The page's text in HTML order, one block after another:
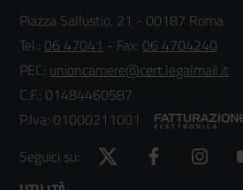
Piazza Sallustio, 21 - 00187 Roma
Tel.: 06 47041 - Fax: 06 4704240
PEC: unioncamere@cert.legalmail.it
C.F.: 01484460587
P.Iva: 01000211001
Seguici su:
Twitter Facebook